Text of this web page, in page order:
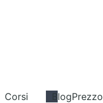
Corsi BlogPrezzo